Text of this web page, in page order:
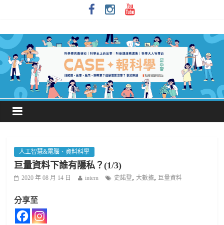
人工智慧&電腦、資料科學
巨量資料下誰有隱私？(1/3)
2020 年 08 月 14 日 intern 史諾登,大數據, 巨量資料
分享至